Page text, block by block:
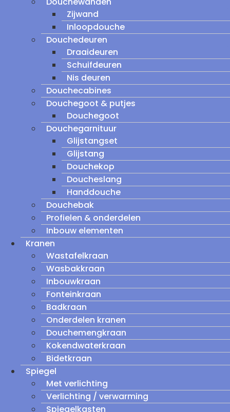
Zijwand
Inloopdouche
Douchedeuren
Draaideuren
Schuifdeuren
Nis deuren
Douchecabines
Douchegoot & putjes
Douchegoot
Douchegarnituur
Glijstangset
Glijstang
Douchekop
Doucheslang
Handdouche
Douchebak
Profielen & onderdelen
Inbouw elementen
Kranen
Wastafelkraan
Wasbakkraan
Inbouwkraan
Fonteinkraan
Badkraan
Onderdelen kranen
Douchemengkraan
Kokendwaterkraan
Bidetkraan
Spiegel
Met verlichting
Verlichting / verwarming
Spiegelkasten